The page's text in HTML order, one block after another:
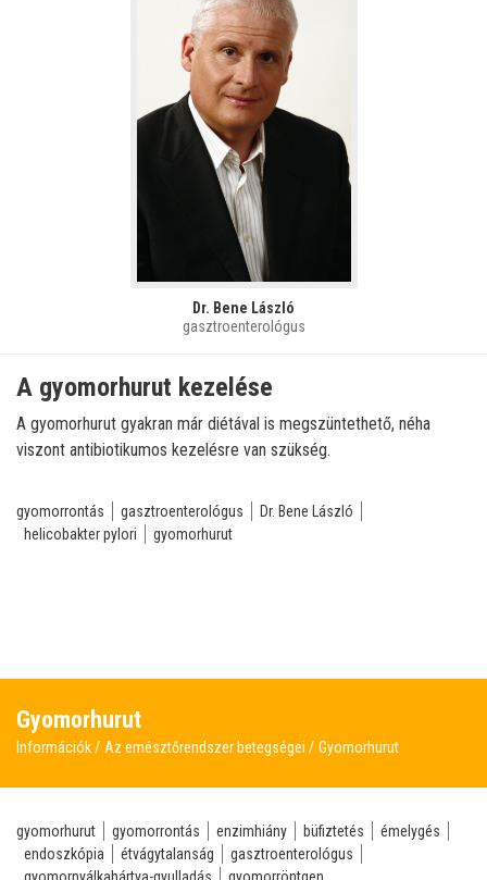
Dr. Bene László
gasztroenterológus
A gyomorhurut kezelése
A gyomorhurut gyakran már diétával is megszüntethető, néha
viszont antibiotikumos kezelésre van szükség.
gyomorrontás gasztroenterológus
Dr. Bene László
helicobakter pylori
gyomorhurut
Gyomorhurut
Információk Az emésztőrendszer betegségei Gyomorhurut
gyomorhurut gyomorrontás enzimhiány büfiztetés
émelygés
endoszkópia
étvágytalanság
gasztroenterológus
gyomornyálkahártya-gyulladás
gyomorröntgen